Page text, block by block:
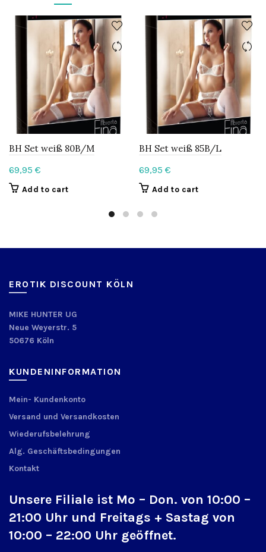
BH Set weiß 80B/M
69,95 €
Add to cart
BH Set weiß 85B/L
69,95 €
Add to cart
EROTIK DISCOUNT KÖLN
MIKE HUNTER UG
Neue Weyerstr. 5
50676 Köln
KUNDENINFORMATION
Mein- Kundenkonto
Versand und Versandkosten
Wiederufsbelehrung
Alg. Geschäftsbedingungen
Kontakt
Unsere Filiale ist Mo – Don. von 10:00 –
21:00 Uhr und Freitags + Sastag von
10:00 – 22:00 Uhr geöffnet.